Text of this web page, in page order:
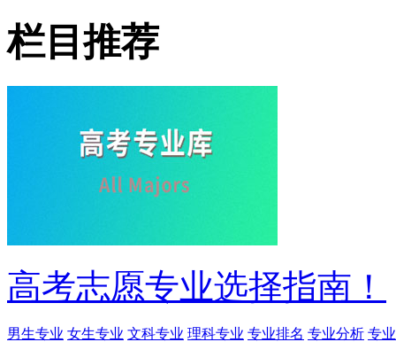
栏目推荐
高考志愿专业选择指南！
男生专业 女生专业 文科专业 理科专业 专业排名 专业分析 专